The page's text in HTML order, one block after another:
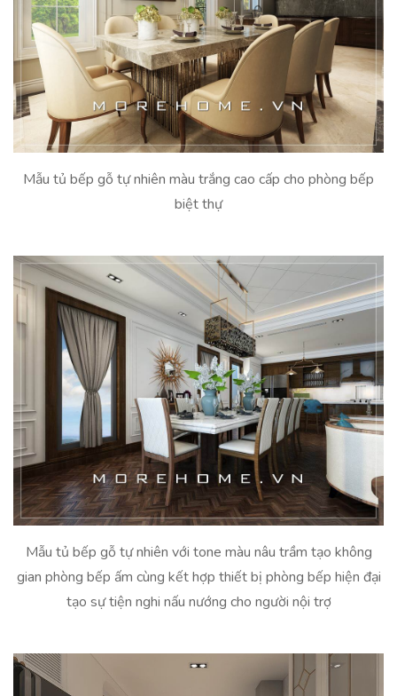
Mẫu tủ bếp gỗ tự nhiên màu trắng cao cấp cho phòng bếp
biệt thự
Mẫu tủ bếp gỗ tự nhiên với tone màu nâu trầm tạo không
gian phòng bếp ấm cùng kết hợp thiết bị phòng bếp hiện đại
tạo sự tiện nghi nấu nướng cho người nội trợ